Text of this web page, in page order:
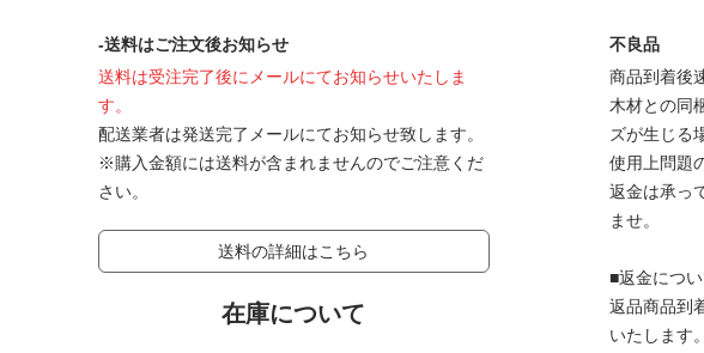
-送料はご注文後お知らせ
送料は受注完了後にメールにてお知らせいたしま
す。
配送業者は発送完了メールにてお知らせ致します。
※購入金額には送料が含まれませんのでご注意くだ
さい。
送料の詳細はこちら
在庫について
不良品
商品到着後
木材との同
ズが生じる
使用上問題
返金は承っ
ませ。
■返金につ
返品商品到
いたします。